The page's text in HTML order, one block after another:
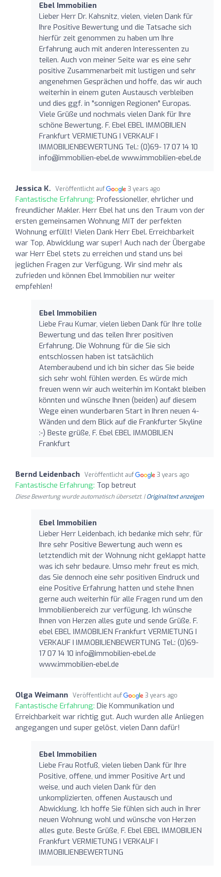
Ebel Immobilien
Lieber Herr Dr. Kahsnitz, vielen, vielen Dank für
Ihre Positive Bewertung und die Tatsache sich
hierfür zeit genommen zu haben um Ihre
Erfahrung auch mit anderen Interessenten zu
teilen. Auch von meiner Seite war es eine sehr
positive Zusammenarbeit mit lustigen und sehr
angenehmen Gesprächen und hoffe, das wir auch
weiterhin in einem guten Austausch verbleiben
und dies ggf. in "sonnigen Regionen" Europas.
Viele Grüße und nochmals vielen Dank für Ihre
schöne Bewertung. F. Ebel EBEL IMMOBILIEN
Frankfurt VERMIETUNG I VERKAUF I
IMMOBILIENBEWERTUNG Tel.: (0)69- 17 07 14 10
info@immobilien-ebel.de www.immobilien-ebel.de
Jessica K. Veröffentlicht auf 3 years ago
Fantastische Erfahrung: Professioneller, ehrlicher und
freundlicher Makler. Herr Ebel hat uns den Traum von der
ersten gemeinsamen Wohnung MIT der perfekten
Wohnung erfüllt! Vielen Dank Herr Ebel. Erreichbarkeit
war Top, Abwicklung war super! Auch nach der Übergabe
war Herr Ebel stets zu erreichen und stand uns bei
jeglichen Fragen zur Verfügung. Wir sind mehr als
zufrieden und können Ebel Immobilien nur weiter
empfehlen!
Ebel Immobilien
Liebe Frau Kumar, vielen lieben Dank für Ihre tolle
Bewertung und das teilen Ihrer positiven
Erfahrung. Die Wohnung für die Sie sich
entschlossen haben ist tatsächlich
Atemberaubend und ich bin sicher das Sie beide
sich sehr wohl fühlen werden. Es würde mich
freuen wenn wir auch weiterhin im Kontakt bleiben
könnten und wünsche Ihnen (beiden) auf diesem
Wege einen wunderbaren Start in Ihren neuen 4-
Wänden und dem Blick auf die Frankfurter Skyline
:-) Beste grüße, F. Ebel EBEL IMMOBILIEN
Frankfurt
Bernd Leidenbach Veröffentlicht auf 3 years ago
Fantastische Erfahrung: Top betreut
Diese Bewertung wurde automatisch übersetzt. |Originaltext anzeigen
Ebel Immobilien
Lieber Herr Leidenbach, ich bedanke mich sehr, für
Ihre sehr Positive Bewertung auch wenn es
letztendlich mit der Wohnung nicht geklappt hatte
was ich sehr bedaure. Umso mehr freut es mich,
das Sie dennoch eine sehr positiven Eindruck und
eine Positive Erfahrung hatten und stehe Ihnen
gerne auch weiterhin für alle Fragen rund um den
Immobilienbereich zur verfügung. Ich wünsche
Ihnen von Herzen alles gute und sende Grüße. F.
ebel EBEL IMMOBILIEN Frankfurt VERMIETUNG I
VERKAUF I IMMOBILIENBEWERTUNG Tel.: (0)69-
17 07 14 10 info@immobilien-ebel.de
www.immobilien-ebel.de
Olga Weimann Veröffentlicht auf 3 years ago
Fantastische Erfahrung: Die Kommunikation und
Erreichbarkeit war richtig gut. Auch wurden alle Anliegen
angegangen und super gelöst, vielen Dann dafür!
Ebel Immobilien
Liebe Frau Rotfuß, vielen lieben Dank für Ihre
Positive, offene, und immer Positive Art und
weise, und auch vielen Dank für den
unkomplizierten, offenen Austausch und
Abwicklung. Ich hoffe Sie fühlen sich auch in Ihrer
neuen Wohnung wohl und wünsche von Herzen
alles gute. Beste Grüße, F. Ebel EBEL IMMOBILIEN
Frankfurt VERMIETUNG I VERKAUF I
IMMOBILIENBEWERTUNG